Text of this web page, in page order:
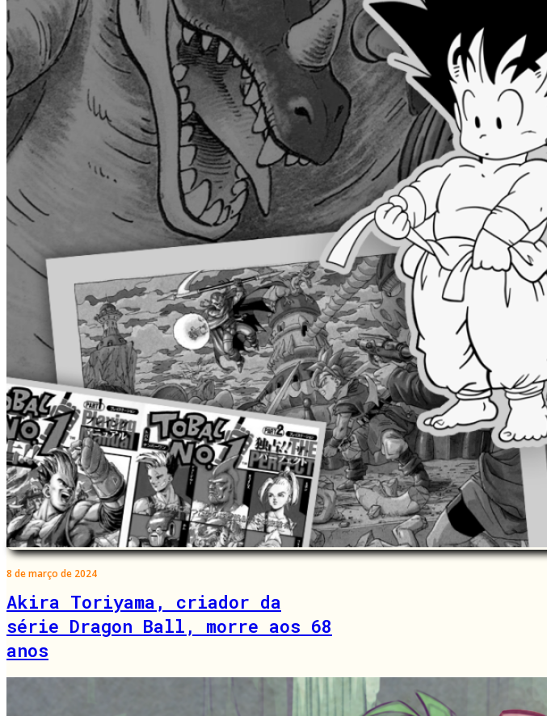
8 de março de 2024
Akira Toriyama, criador da
série Dragon Ball, morre aos 68
anos